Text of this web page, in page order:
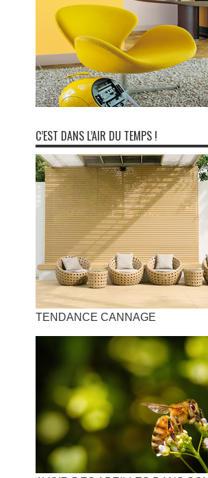
C’EST DANS L’AIR DU TEMPS !
TENDANCE CANNAGE